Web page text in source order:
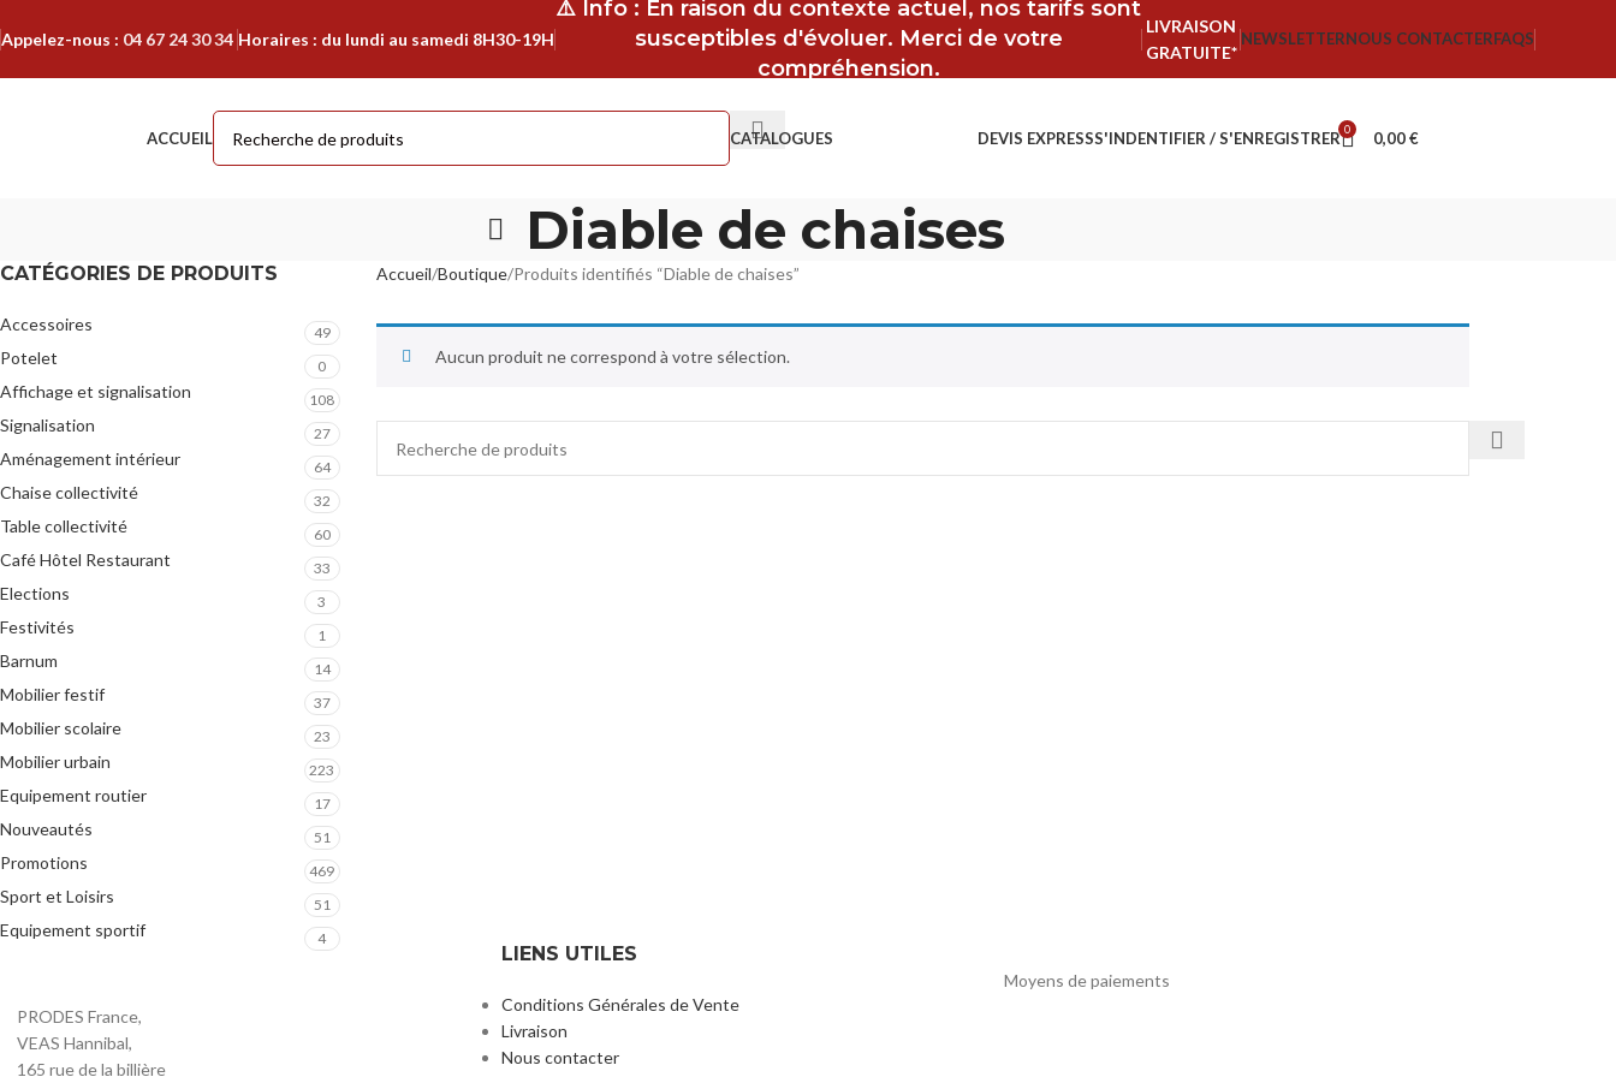
Appelez-nous : 04 67 24 30 34 Horaires : du lundi au samedi 8H30-19H
⚠️ Info : En raison du contexte actuel, nos tarifs sont
susceptibles d'évoluer. Merci de votre
compréhension.
LIVRAISON
GRATUITE*
NEWSLETTERNOUS CONTACTERFAQS
ACCUEIL CATALOGUES DEVIS EXPRESSS'INDENTIFIER / S'ENREGISTRER 0 0,00€
Diable de chaises
CATÉGORIES DE PRODUITS
Accessoires 49
Potelet 0
Affichage et signalisation 108
Signalisation 27
Aménagement intérieur 64
Chaise collectivité 32
Table collectivité 60
Café Hôtel Restaurant 33
Elections 3
Festivités 1
Barnum 14
Mobilier festif 37
Mobilier scolaire 23
Mobilier urbain 223
Equipement routier 17
Nouveautés 51
Promotions 469
Sport et Loisirs 51
Equipement sportif 4
Accueil Boutique Produits identifiés “Diable de chaises”
Aucun produit ne correspond à votre sélection.
PRODES France,
VEAS Hannibal,
165 rue de la billière
LIENS UTILES
Conditions Générales de Vente
Livraison
Nous contacter
Moyens de paiements